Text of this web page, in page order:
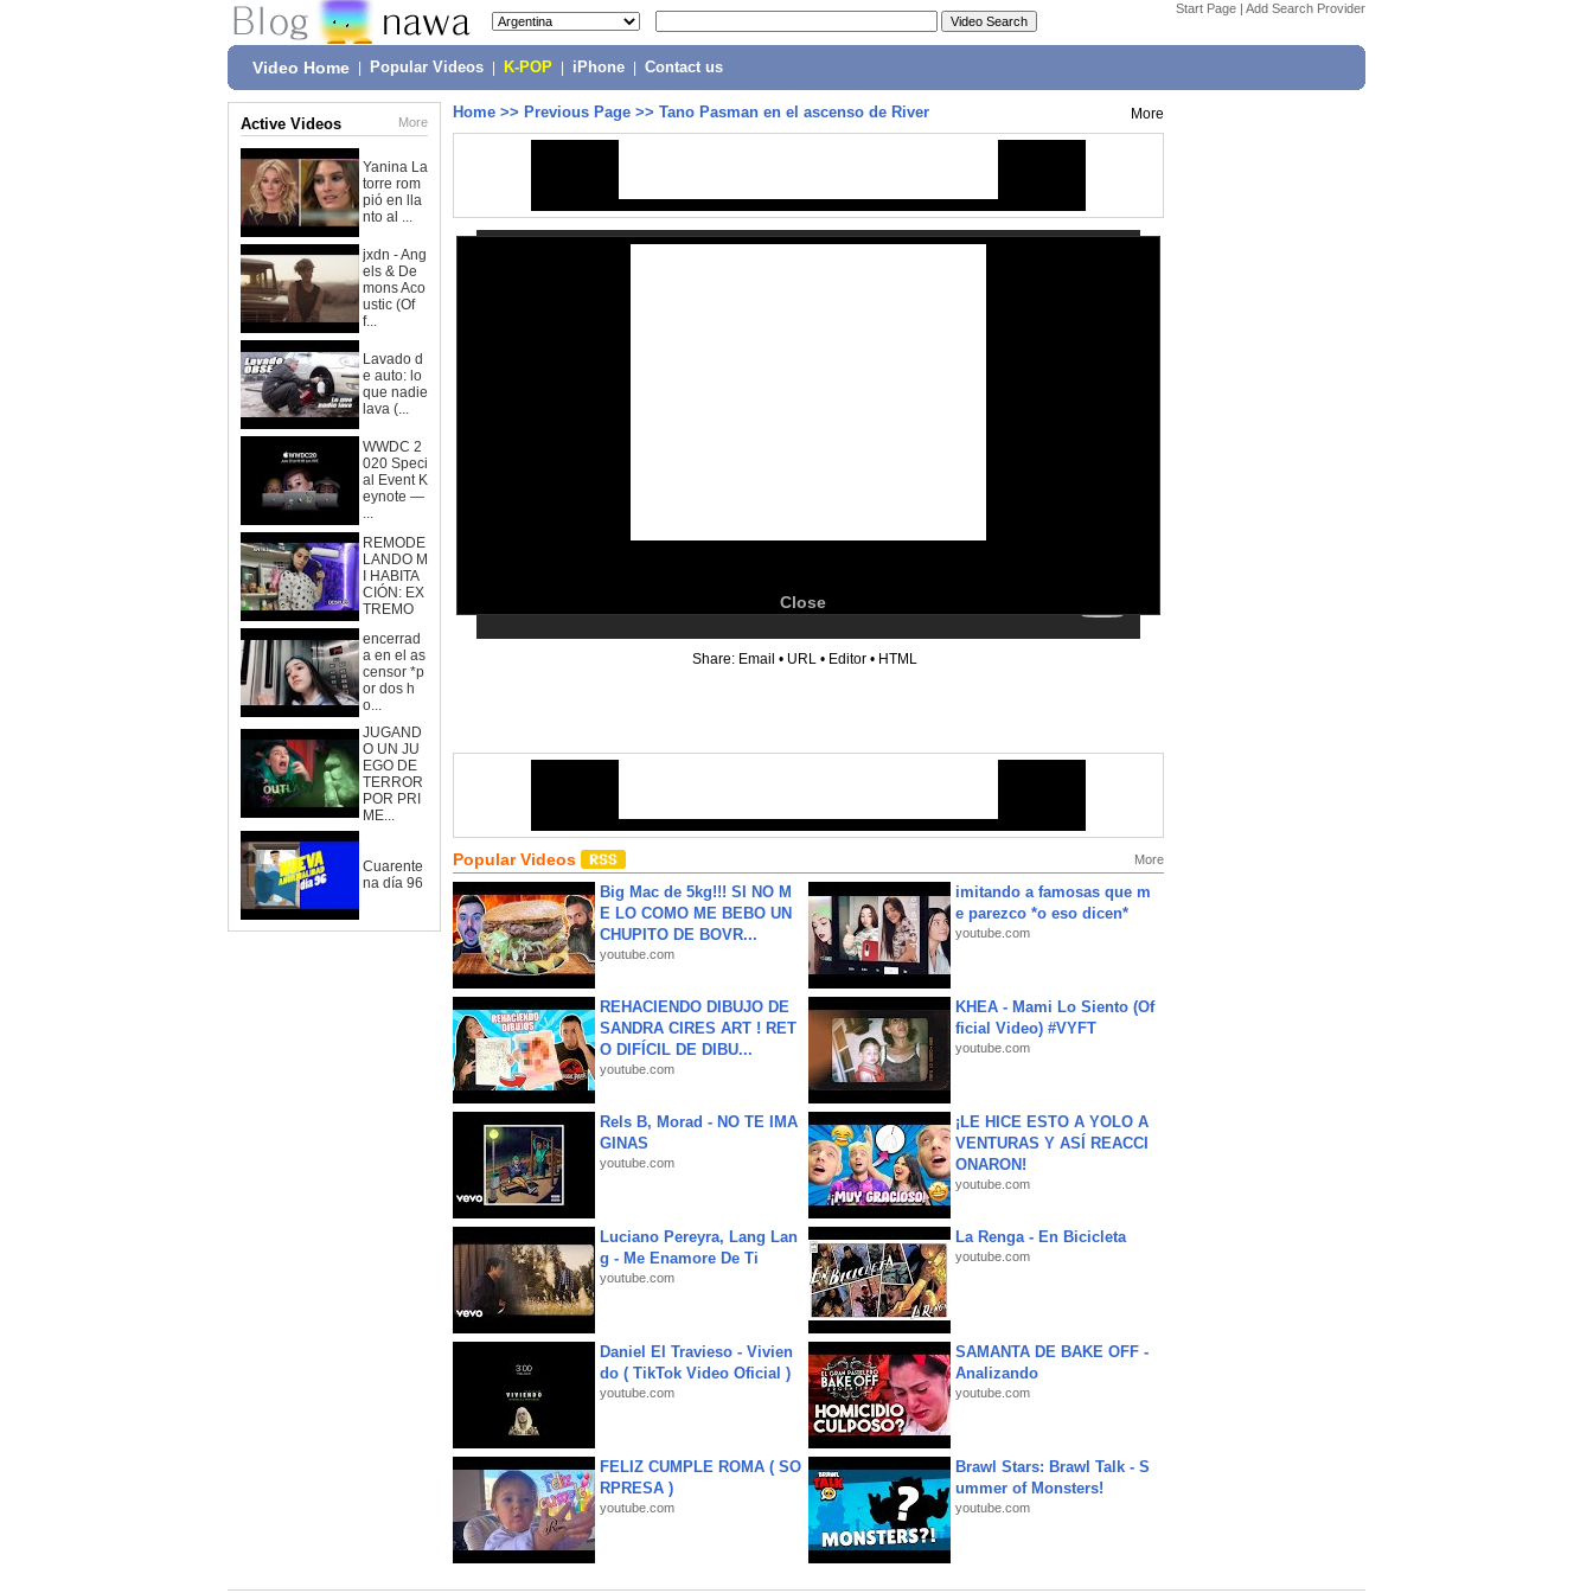
Start Page | Add Search Provider
Video Home Popular Videos K-POP iPhone Contact us
Active Videos More
Yanina La
torre rom
pió en lla
nto al ...
jxdn - Ang
els & De
mons Aco
ustic (Of
f...
Lavado d
e auto: lo
que nadie
lava (...
WWDC 2
020 Speci
al Event K
eynote —
...
REMODE
LANDO M
I HABITA
CIÓN: EX
TREMO
encerrad
a en el as
censor *p
or dos h
o...
JUGAND
O UN JU
EGO DE
TERROR
POR PRI
ME...
Cuarente
na día 96
Home >> Previous Page >> Tano Pasman en el ascenso de River More
Close
Share: Email • URL • Editor • HTML
Popular Videos More
Big Mac de 5kg!!! SI NO M
E LO COMO ME BEBO UN
CHUPITO DE BOVR...
youtube.com
imitando a famosas que m
e parezco *o eso dicen*
youtube.com
REHACIENDO DIBUJO DE
SANDRA CIRES ART ! RET
O DIFÍCIL DE DIBU...
youtube.com
KHEA - Mami Lo Siento (Of
ficial Video) #VYFT
youtube.com
Rels B, Morad - NO TE IMA
GINAS
youtube.com
¡LE HICE ESTO A YOLO A
VENTURAS Y ASÍ REACCI
ONARON!
youtube.com
Luciano Pereyra, Lang Lan
g - Me Enamore De Ti
youtube.com
La Renga - En Bicicleta
youtube.com
Daniel El Travieso - Vivien
do ( TikTok Video Oficial )
youtube.com
SAMANTA DE BAKE OFF -
Analizando
youtube.com
FELIZ CUMPLE ROMA ( SO
RPRESA )
youtube.com
Brawl Stars: Brawl Talk - S
ummer of Monsters!
youtube.com